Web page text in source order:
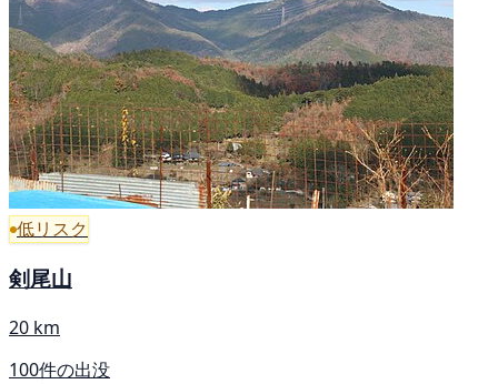
低リスク
剣尾山
20 km
100件の出没